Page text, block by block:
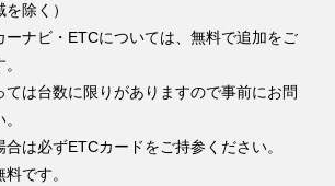
を除く）
ーナビ・ETCについては、無料で追加をご
ては台数に限りがありますので事前にお問
は必ずETCカードをご持参ください。
です。